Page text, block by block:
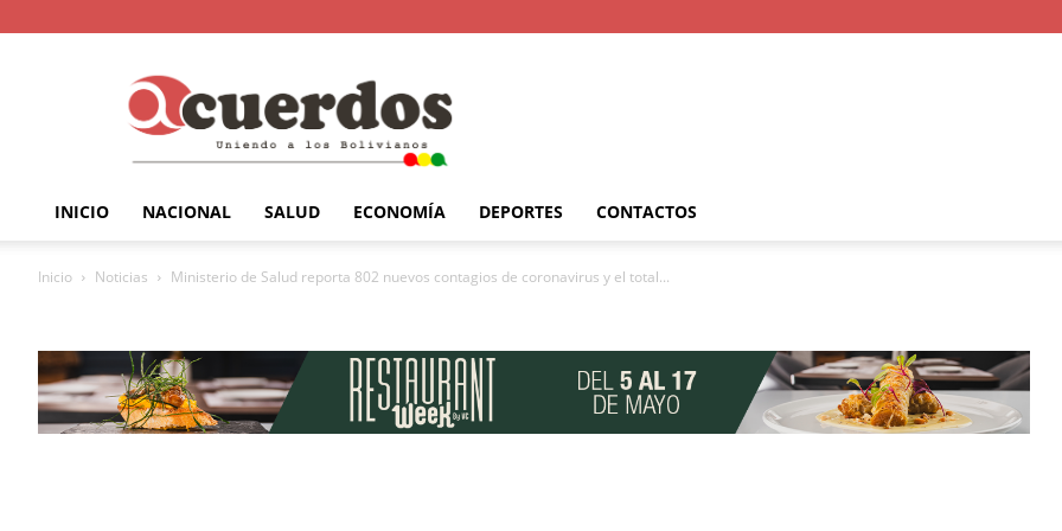
INICIO NACIONAL SALUD ECONOMÍA DEPORTES CONTACTOS
Inicio Noticias Ministerio de Salud reporta 802 nuevos contagios de coronavirus y el total...